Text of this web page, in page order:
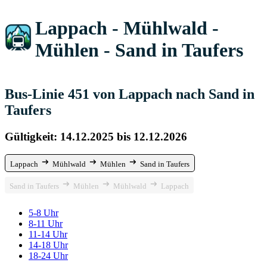
Lappach - Mühlwald -
Mühlen - Sand in Taufers
Bus-Linie 451 von Lappach nach Sand in
Taufers
Gültigkeit: 14.12.2025 bis 12.12.2026
Lappach Mühlwald Mühlen Sand in Taufers
Sand in Taufers Mühlen Mühlwald Lappach
5-8 Uhr
8-11 Uhr
11-14 Uhr
14-18 Uhr
18-24 Uhr